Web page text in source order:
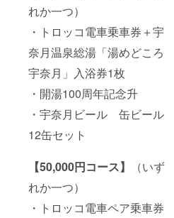
れか一つ）
・トロッコ電車乗車券＋宇
奈月温泉総湯「湯めどころ
宇奈月」入浴券1枚
・開湯100周年記念升
・宇奈月ビール 缶ビール
12缶セット
【50,000円コース】
（いず
れか一つ）
・トロッコ電車ペア乗車券